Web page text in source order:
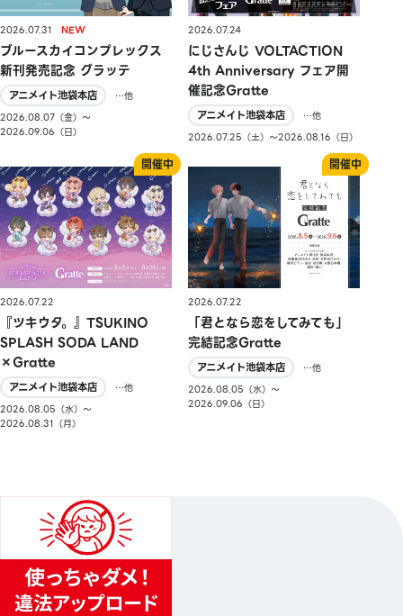
2026.07.31
ブルースカイコンプレックス
新刊発売記念 グラッテ
アニメイト池袋本店
…他
2026.08.07（金）〜
2026.09.06（日）
2026.07.24
にじさんじ VOLTACTION
4th Anniversary フェア開
催記念Gratte
アニメイト池袋本店
…他
2026.07.25（土）〜2026.08.16（日）
2026.07.22
『ツキウタ。』TSUKINO
SPLASH SODA LAND
×Gratte
アニメイト池袋本店
…他
2026.08.05（水）〜
2026.08.31（月）
2026.07.22
「君となら恋をしてみても」
完結記念Gratte
アニメイト池袋本店
…他
2026.08.05（水）〜
2026.09.06（日）